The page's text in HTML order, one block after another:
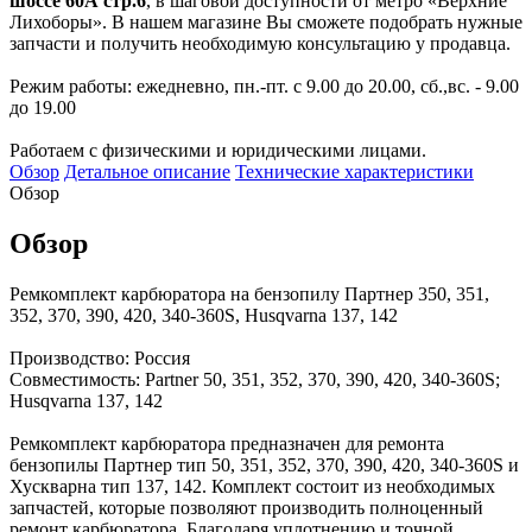
Лихоборы». В нашем магазине Вы сможете подобрать нужные
запчасти и получить необходимую консультацию у продавца.
Режим работы: ежедневно, пн.-пт. с 9.00 до 20.00, сб.,вс. - 9.00
до 19.00
Работаем с физическими и юридическими лицами.
Обзор Детальное описание Технические характеристики
Обзор
Обзор
Ремкомплект карбюратора на бензопилу Партнер 350, 351,
352, 370, 390, 420, 340-360S, Husqvarna 137, 142
Производство: Россия
Совместимость: Partner 50, 351, 352, 370, 390, 420, 340-360S;
Husqvarna 137, 142
Ремкомплект карбюратора предназначен для ремонта
бензопилы Партнер тип 50, 351, 352, 370, 390, 420, 340-360S и
Хускварна тип 137, 142. Комплект состоит из необходимых
запчастей, которые позволяют производить полноценный